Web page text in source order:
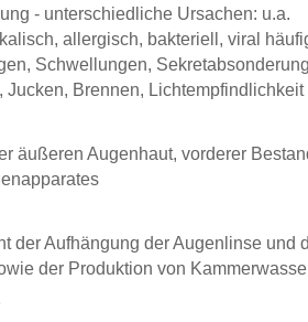
- unterschiedliche Ursachen: u.a.
allergisch, bakteriell, viral
Schwellungen,
Jucken, Brennen, Lichtempfindlichkeit
äußeren Augenhaut, vorderer
der Aufhängung der Augenlinse und
der Produktion von